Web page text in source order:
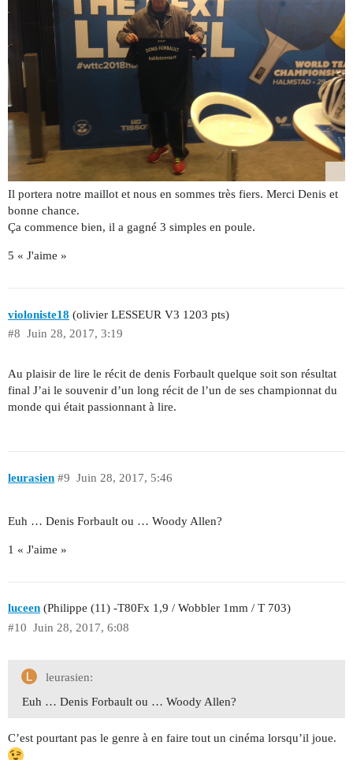
Il portera notre maillot et nous en sommes très fiers. Merci Denis et
bonne chance.
Ça commence bien, il a gagné 3 simples en poule.
5 « J'aime »
violoniste18 (olivier LESSEUR V3 1203 pts)
Juin 28, 2017, 3:19
#8
Au plaisir de lire le récit de denis Forbault quelque soit son résultat
final J’ai le souvenir d’un long récit de l’un de ses championnat du
monde qui était passionnant à lire.
leurasien Juin 28, 2017, 5:46
#9
Euh … Denis Forbault ou … Woody Allen?
1 « J'aime »
luceen (Philippe (11) -T80Fx 1,9 / Wobbler 1mm / T 703)
Juin 28, 2017, 6:08
#10
leurasien:
Euh … Denis Forbault ou … Woody Allen?
C’est pourtant pas le genre à en faire tout un cinéma lorsqu’il joue.